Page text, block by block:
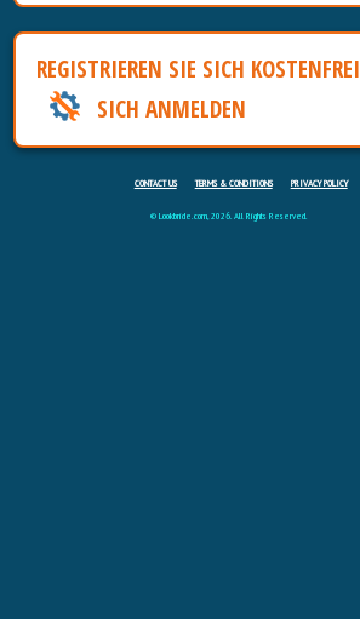
REGISTRIEREN SIE SICH KOSTENFREI
SICH ANMELDEN
CONTACT US TERMS & CONDITIONS PRIVACY POLICY
© Lookbride.com, 2026. All Rights Reserved.